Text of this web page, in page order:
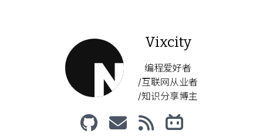
Vixcity
编程爱好者
/互联网从业者
/知识分享博主